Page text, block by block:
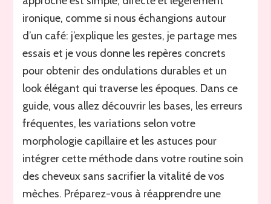
ironique, comme si nous échangions autour
d’un café: j’explique les gestes, je partage mes
essais et je vous donne les repères concrets
pour obtenir des ondulations durables et un
look élégant qui traverse les époques. Dans ce
guide, vous allez découvrir les bases, les erreurs
fréquentes, les variations selon votre
morphologie capillaire et les astuces pour
intégrer cette méthode dans votre routine soin
des cheveux sans sacrifier la vitalité de vos
mèches. Préparez-vous à réapprendre une